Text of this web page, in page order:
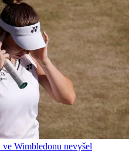
Wimbledonu nevyšel